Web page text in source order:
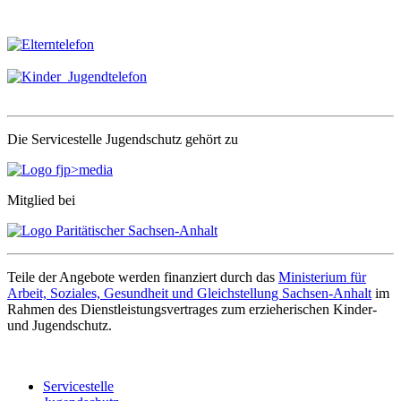
Die Servicestelle Jugendschutz gehört zu
Mitglied bei
Teile der Angebote werden finanziert durch das Ministerium für
Arbeit, Soziales, Gesundheit und Gleichstellung Sachsen-Anhalt im
Rahmen des Dienstleistungsvertrages zum erzieherischen Kinder-
und Jugendschutz.
Servicestelle